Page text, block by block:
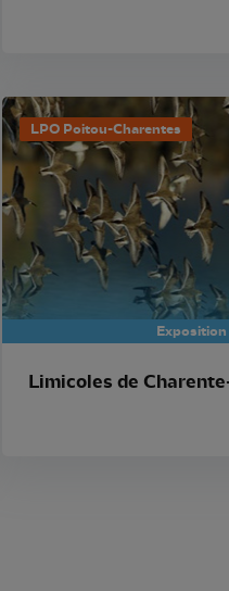
LPO Poitou-Charentes
Exposition
Limicoles de